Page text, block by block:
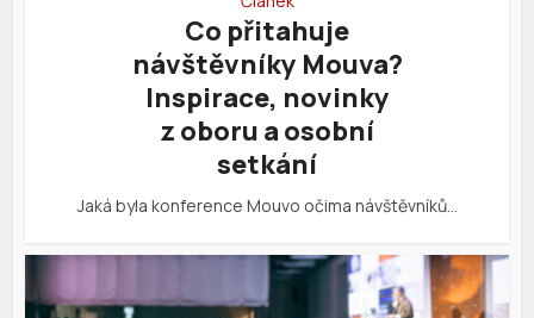
Co přitahuje
návštěvníky Mouva?
Inspirace, novinky
z oboru a osobní
setkání
Jaká byla konference Mouvo očima návštěvníků…